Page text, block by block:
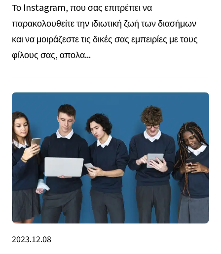
Το Instagram, που σας επιτρέπει να
παρακολουθείτε την ιδιωτική ζωή των διασήμων
και να μοιράζεστε τις δικές σας εμπειρίες με τους
φίλους σας, απολα...
2023.12.08